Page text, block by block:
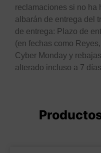
reclamaciones si no ha
albarán de entrega
de entrega: Plazo de
(en fechas como
Cyber Monday y
alterado incluso a 7